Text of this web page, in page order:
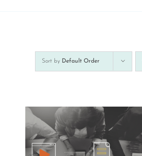
Sort by Default Order